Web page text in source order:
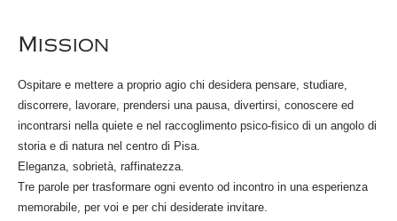
Mission
Ospitare e mettere a proprio agio chi desidera pensare, studiare,
discorrere, lavorare, prendersi una pausa, divertirsi, conoscere ed
incontrarsi nella quiete e nel raccoglimento psico-fisico di un angolo di
storia e di natura nel centro di Pisa.
Eleganza, sobrietà, raffinatezza.
Tre parole per trasformare ogni evento od incontro in una esperienza
memorabile, per voi e per chi desiderate invitare.